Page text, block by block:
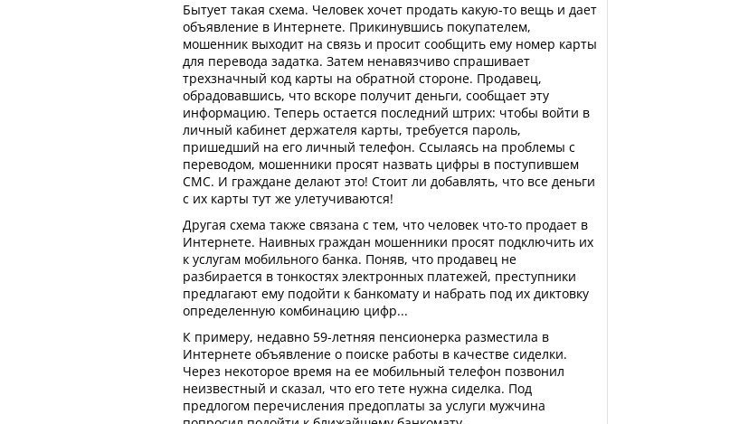
Бытует такая схема. Человек хочет продать какую-то вещь и дает
объявление в Интернете. Прикинувшись покупателем,
мошенник выходит на связь и просит сообщить ему номер карты
для перевода задатка. Затем ненавязчиво спрашивает
трехзначный код карты на обратной стороне. Продавец,
обрадовавшись, что вскоре получит деньги, сообщает эту
информацию. Теперь остается последний штрих: чтобы войти в
личный кабинет держателя карты, требуется пароль,
пришедший на его личный телефон. Ссылаясь на проблемы с
переводом, мошенники просят назвать цифры в поступившем
СМС. И граждане делают это! Стоит ли добавлять, что все деньги
с их карты тут же улетучиваются!
Другая схема также связана с тем, что человек что-то продает в
Интернете. Наивных граждан мошенники просят подключить их
к услугам мобильного банка. Поняв, что продавец не
разбирается в тонкостях электронных платежей, преступники
предлагают ему подойти к банкомату и набрать под их диктовку
определенную комбинацию цифр...
К примеру, недавно 59-летняя пенсионерка разместила в
Интернете объявление о поиске работы в качестве сиделки.
Через некоторое время на ее мобильный телефон позвонил
неизвестный и сказал, что его тете нужна сиделка. Под
предлогом перечисления предоплаты за услуги мужчина